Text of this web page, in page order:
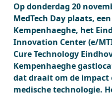
Op donderdag 20
MedTech Day plaats,
Kempenhaeghe, het
Innovation Center (e/
Cure Technology
Kempenhaeghe
dat draait om de impact
medische technologie.